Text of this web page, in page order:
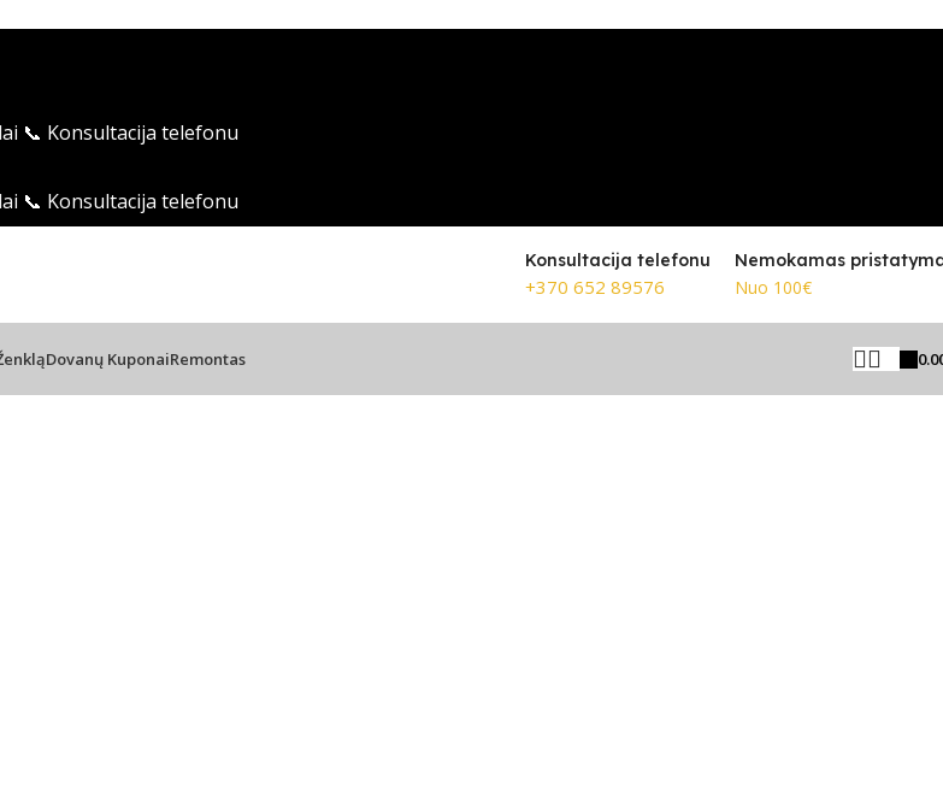
📞 Konsultacija telefonu
📞 Konsultacija telefonu
Konsultacija telefonu
+370 652 89576
Nemokamas
Nuo 100€
Dovanų KuponaiRemontas